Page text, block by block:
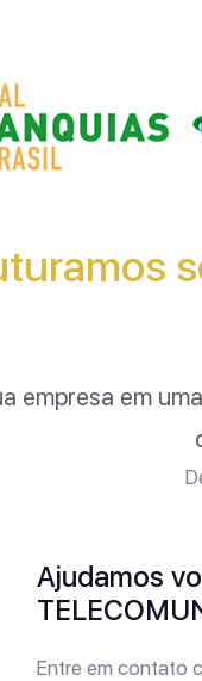
empresa em
Ajudamos
Entre em contato